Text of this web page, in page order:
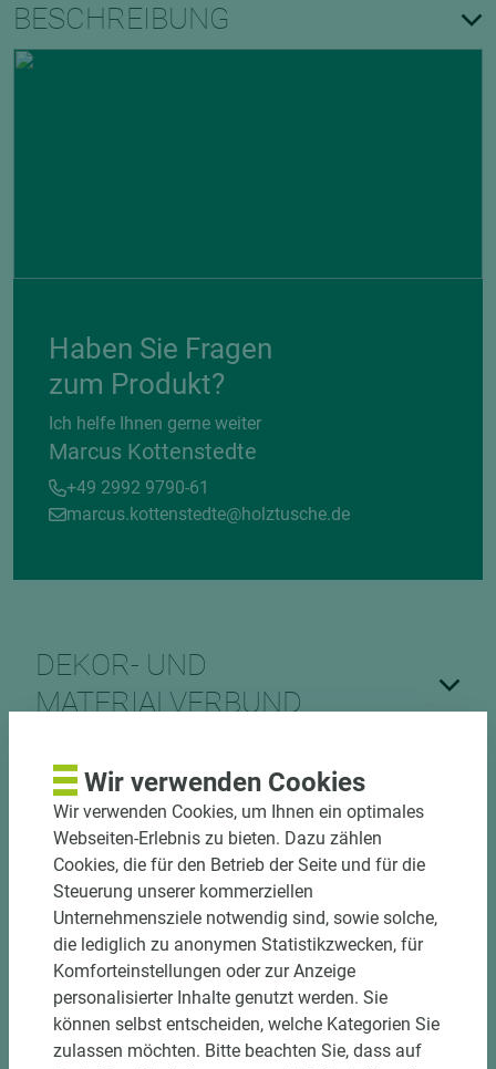
BESCHREIBUNG
Haben Sie Fragen
zum Produkt?
Ich helfe Ihnen gerne weiter
Marcus Kottenstedte
+49 2992 9790-61
marcus.kottenstedte@holztusche.de
DEKOR- UND
MATERIALVERBUND
DOWNLOADS
Wir verwenden Cookies
Wir verwenden Cookies, um Ihnen ein optimales
Webseiten-Erlebnis zu bieten. Dazu zählen
Cookies, die für den Betrieb der Seite und für die
Steuerung unserer kommerziellen
Unternehmensziele notwendig sind, sowie solche,
die lediglich zu anonymen Statistikzwecken, für
Komforteinstellungen oder zur Anzeige
personalisierter Inhalte genutzt werden. Sie
können selbst entscheiden, welche Kategorien Sie
zulassen möchten. Bitte beachten Sie, dass auf